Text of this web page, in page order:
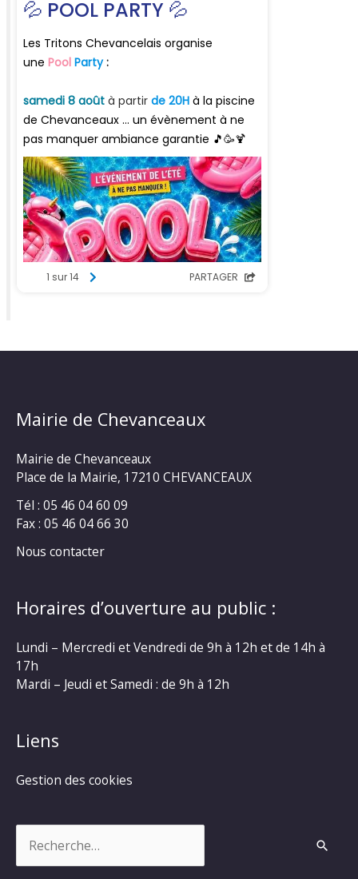
Mairie de Chevanceaux
Mairie de Chevanceaux
Place de la Mairie, 17210 CHEVANCEAUX
Tél : 05 46 04 60 09
Fax : 05 46 04 66 30
Nous contacter
Horaires d’ouverture au public :
Lundi – Mercredi et Vendredi de 9h à 12h et de 14h à
17h
Mardi – Jeudi et Samedi : de 9h à 12h
Liens
Gestion des cookies